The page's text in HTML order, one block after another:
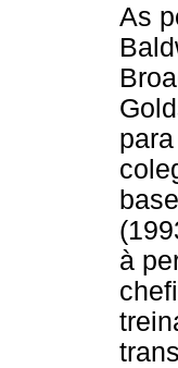
As
à